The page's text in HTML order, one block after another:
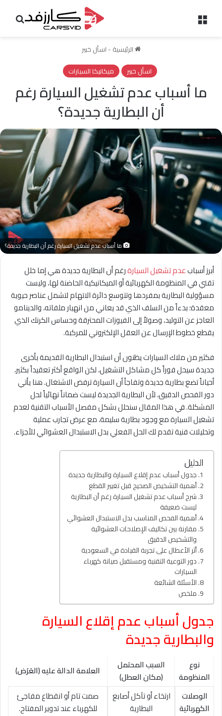
الرئيسية - اسأل خبير
اسأل خبير
ميكانيكا السيارات
ما أسباب عدم تشغيل السيارة رغم
أن البطارية جديدة؟
ما أسباب عدم تشغيل السيارة رغم أن البطارية جديدة؟
أبرز أسبابعدم تشغيل السيارةرغم أن البطارية جديدة هي إما خلل
تقني في المنظومة الكهربائية أو الميكانيكية الحاضنة لها، وليست
مسؤولية البطارية بمفردها وتتوسع دائرة الاتهام لتشمل عناصر حيوية
معقدة؛ بدءاً من السلف الذي قد يعاني من انهيار ملفاته، والدينامو
العاجز عن التوليد، وصولاً إلى الفيوزات المحترقة وحساس الكرنك الذي
يقطع خطوط الإرسال عن العقل الإلكتروني للمركبة.
فكثير من ملاك السيارات يظنون أن استبدال البطارية القديمة بأخرى
جديدة سيحل فوراً كل مشاكل التشغيل، لكن الواقع أكثر تعقيداً بكثير،
أحياناً تضع بطارية جديدة وتفاجأ أن السيارة ترفض الاشتغال. هنا يأتي
دور الفحص الدقيق، لأن البطارية الجديدة ليست ضماناً نهائياً لحل
المشكلة. في هذا المقال سنحلل بشكل مفصل الأسباب التقنية لعدم
تشغيل السيارة مع وجود بطارية سليمة، مع عرض تجارب عملية
وتحليلات فنية تقدم لك الحل الفعلي بدل الاستبدال العشوائي للأجزاء.
الدليل
جدول أسباب عدم إقلاع السيارة والبطارية جديدة
أهمية التشخيص الصحيح قبل تغيير القطع
شرح أسباب عدم تشغيل السيارة رغم أن البطارية
ليست ضعيفة
أهمية الفحص المناسب بدل الاستبدال العشوائي
مقارنة بين تكاليف الإصلاحات العشوائية
والتشخيص الدقيق
أثر الأعطال على تجربة القيادة في السعودية
دور التوعية التقنية ومستقبل صيانة كهرباء
السيارات
الأسئلة الشائعة
ملخص
جدول أسباب عدم إقلاع السيارة
والبطارية جديدة
نوع
المنظومة
السبب المحتمل
(مكان العطل)
العلامة الدالة عليه (العَرَض)
الوصلات
الكهربائية
ارتخاء أو تآكل أصابع
البطارية
صمت تام أو انقطاع مفاجئ
للكهرباء عند تدوير المفتاح.